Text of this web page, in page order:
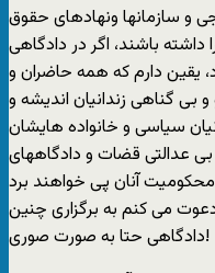
و سازمانها ونهادهای حقوق
باشند، اگر در دادگاهی
يقين دارم که همه حاضران و
بی گناهی زندانيان انديشه و
سياسی و خانواده هايشان
عدالتی قضات و دادگاههای
دعوت می کنم به برگزاری چنين
دادگاهی حتا به صورت صوری!